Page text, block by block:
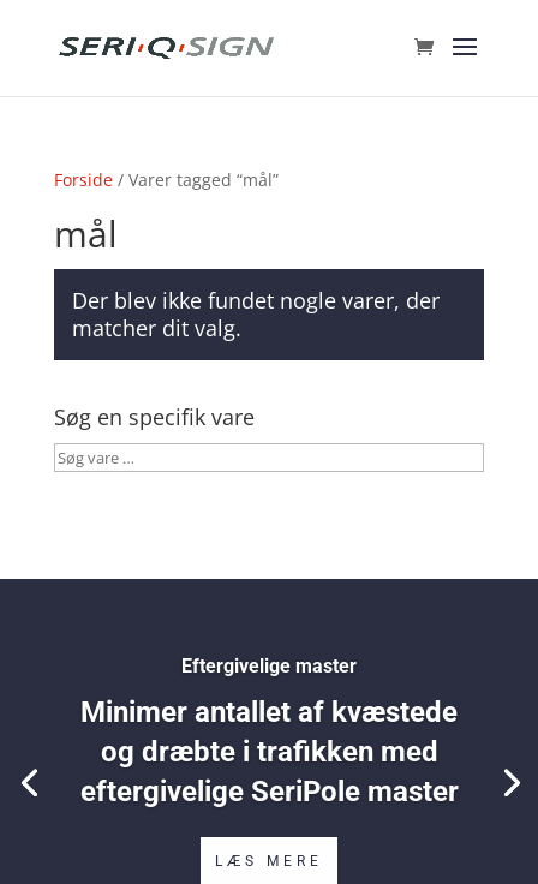
Forside/ Varer tagged “mål”
mål
Der blev ikke fundet nogle varer, der
matcher dit valg.
Søg en specifik vare
Søg
Eftergivelige master
Minimer antallet af kvæstede
og dræbte i trafikken med
eftergivelige SeriPole master
LÆS MERE